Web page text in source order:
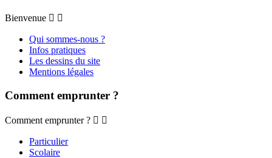
Bienvenue  
Qui sommes-nous ?
Infos pratiques
Les dessins du site
Mentions légales
Comment emprunter ?
Comment emprunter ?  
Particulier
Scolaire